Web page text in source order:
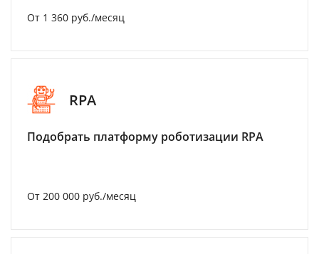
От 1 360 руб./месяц
RPA
Подобрать платформу роботизации RPA
От 200 000 руб./месяц